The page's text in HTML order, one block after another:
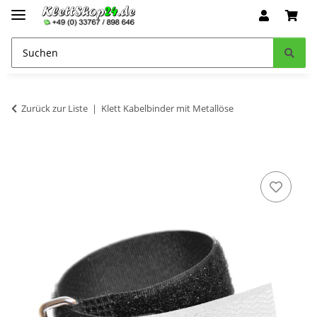
Zurück zur Liste Klett Kabelbinder mit Metallöse